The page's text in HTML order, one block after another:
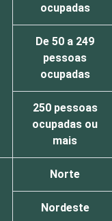
ocupadas
De 50 a 249
pessoas
ocupadas
250 pessoas
ocupadas ou
mais
Norte
Nordeste